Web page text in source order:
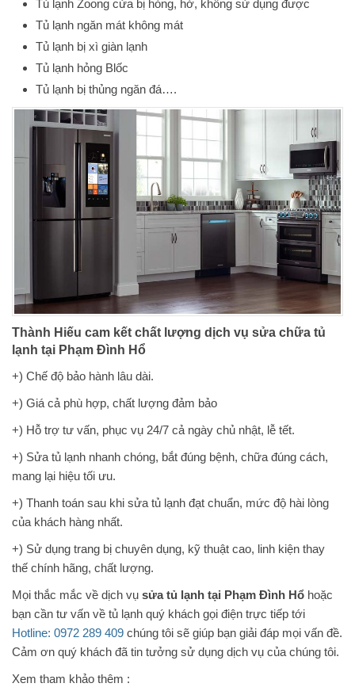
Tủ lạnh Zoong cửa bị hỏng, hở, không sử dụng được
Tủ lạnh ngăn mát không mát
Tủ lạnh bị xì giàn lạnh
Tủ lạnh hỏng Blốc
Tủ lạnh bị thủng ngăn đá….
Thành Hiếu cam kết chất lượng dịch vụ sửa chữa tủ
lạnh tại Phạm Đình Hổ
+) Chế độ bảo hành lâu dài.
+) Giá cả phù hợp, chất lượng đảm bảo
+) Hỗ trợ tư vấn, phục vụ 24/7 cả ngày chủ nhật, lễ tết.
+) Sửa tủ lạnh nhanh chóng, bắt đúng bệnh, chữa đúng cách,
mang lại hiệu tối ưu.
+) Thanh toán sau khi sửa tủ lạnh đạt chuẩn, mức độ hài lòng
của khách hàng nhất.
+) Sử dụng trang bị chuyên dụng, kỹ thuật cao, linh kiện thay
thế chính hãng, chất lượng.
Mọi thắc mắc về dịch vụ sửa tủ lạnh tại Phạm Đình Hổ hoặc
bạn cần tư vấn về tủ lạnh quý khách gọi điện trực tiếp tới
Hotline: 0972 289 409 chúng tôi sẽ giúp bạn giải đáp mọi vấn đề.
Cảm ơn quý khách đã tin tưởng sử dụng dịch vụ của chúng tôi.
Xem tham khảo thêm :